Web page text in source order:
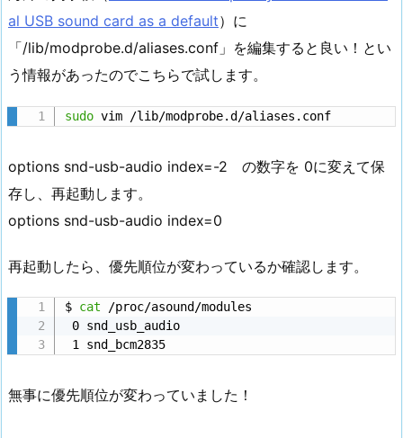
al USB sound card as a default）に
「/lib/modprobe.d/aliases.conf」を編集すると良い！とい
う情報があったのでこちらで試します。
sudo vim /lib/modprobe.d/aliases.conf
options snd-usb-audio index=-2 の数字を 0に変えて保
存し、再起動します。
options snd-usb-audio index=0
再起動したら、優先順位が変わっているか確認します。
$ cat /proc/asound/modules
0 snd_usb_audio
1 snd_bcm2835
無事に優先順位が変わっていました！